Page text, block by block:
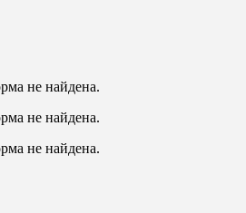
не найдена.
не найдена.
не найдена.